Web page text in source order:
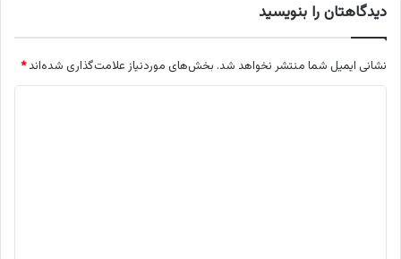
دیدگاهتان را بنویسید
نشانی ایمیل شما منتشر نخواهد شد. بخش‌های موردنیاز علامت‌گذاری شده‌اند*